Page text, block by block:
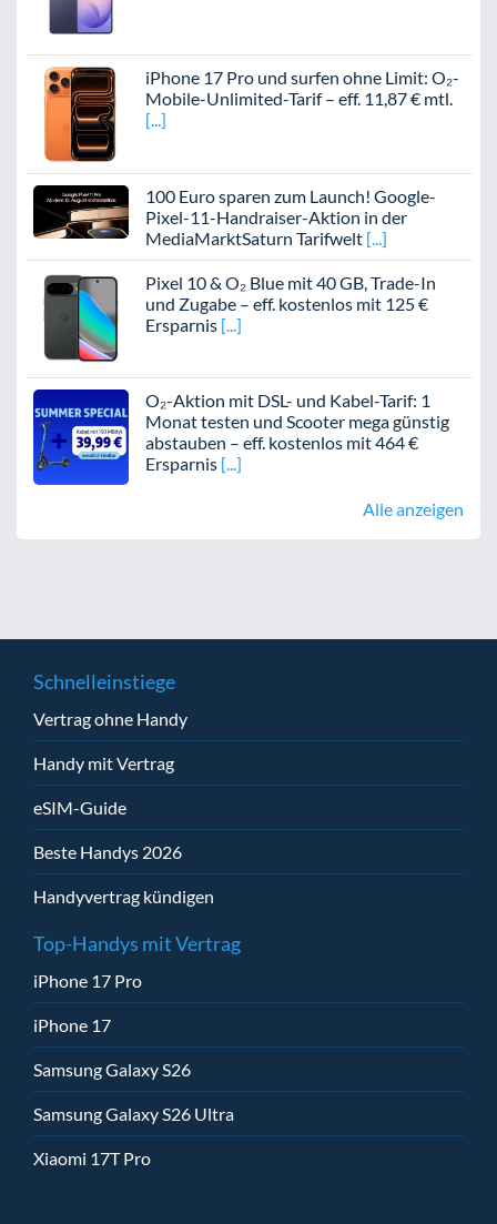
iPhone 17 Pro und surfen ohne Limit: O₂-
Mobile-Unlimited-Tarif – eff. 11,87 € mtl.
100 Euro sparen zum Launch! Google-
Pixel-11-Handraiser-Aktion in der
MediaMarktSaturn Tarifwelt
Pixel 10 & O₂ Blue mit 40 GB, Trade-In
und Zugabe – eff. kostenlos mit 125 €
Ersparnis
O₂-Aktion mit DSL- und Kabel-Tarif: 1
Monat testen und Scooter mega günstig
abstauben – eff. kostenlos mit 464 €
Ersparnis
Alle anzeigen
Schnelleinstiege
Vertrag ohne Handy
Handy mit Vertrag
eSIM-Guide
Beste Handys 2026
Handyvertrag kündigen
Top-Handys mit Vertrag
iPhone 17 Pro
iPhone 17
Samsung Galaxy S26
Samsung Galaxy S26 Ultra
Xiaomi 17T Pro